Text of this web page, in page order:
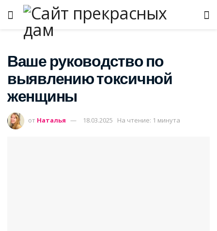
Ваше руководство по
выявлению токсичной
женщины
от Наталья 18.03.2025 На чтение: 1 минута